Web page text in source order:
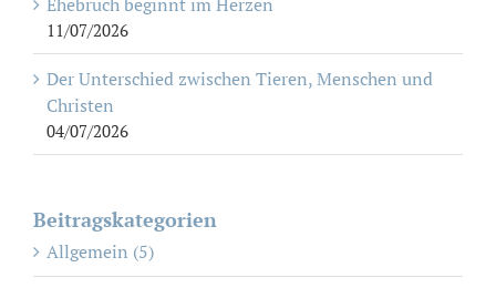
11/07/2026
Der Unterschied zwischen Tieren, Menschen und
Christen
04/07/2026
Beitragskategorien
Allgemein (5)